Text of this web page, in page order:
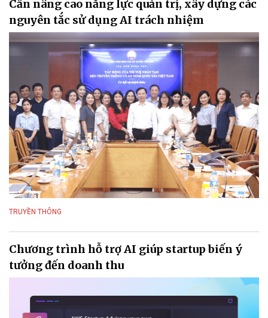
Cần nâng cao năng lực quản trị, xây dựng các
nguyên tắc sử dụng AI trách nhiệm
TRUYỀN THÔNG
Chương trình hỗ trợ AI giúp startup biến ý
tưởng đến doanh thu